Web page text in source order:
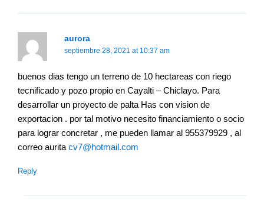
aurora
septiembre 28, 2021 at 10:37 am
buenos dias tengo un terreno de 10 hectareas con riego
tecnificado y pozo propio en Cayalti – Chiclayo. Para
desarrollar un proyecto de palta Has con vision de
exportacion . por tal motivo necesito financiamiento o socio
para lograr concretar , me pueden llamar al 955379929 , al
correo auritacv7@hotmail.com
Reply